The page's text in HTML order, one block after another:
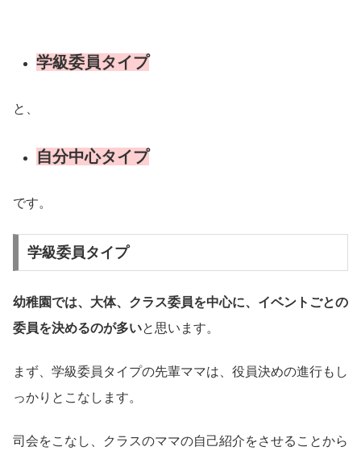
学級委員タイプ
と、
自分中心タイプ
です。
学級委員タイプ
幼稚園では、大体、クラス委員を中心に、イベントごとの
委員を決めるのが多いと思います。
まず、学級委員タイプの先輩ママは、役員決めの進行もし
っかりとこなします。
司会をこなし、クラスのママの自己紹介をさせることから